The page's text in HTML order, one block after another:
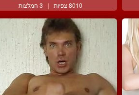
8010 צפיות | 3 המלצות